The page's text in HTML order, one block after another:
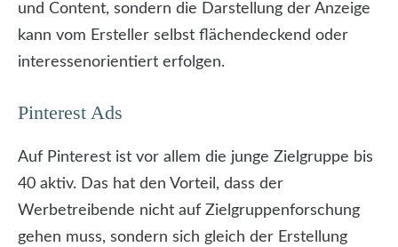
und Content, sondern die Darstellung der Anzeige
kann vom Ersteller selbst flächendeckend oder
interessenorientiert erfolgen.
Pinterest Ads
Auf Pinterest ist vor allem die junge Zielgruppe bis
40 aktiv. Das hat den Vorteil, dass der
Werbetreibende nicht auf Zielgruppenforschung
gehen muss, sondern sich gleich der Erstellung